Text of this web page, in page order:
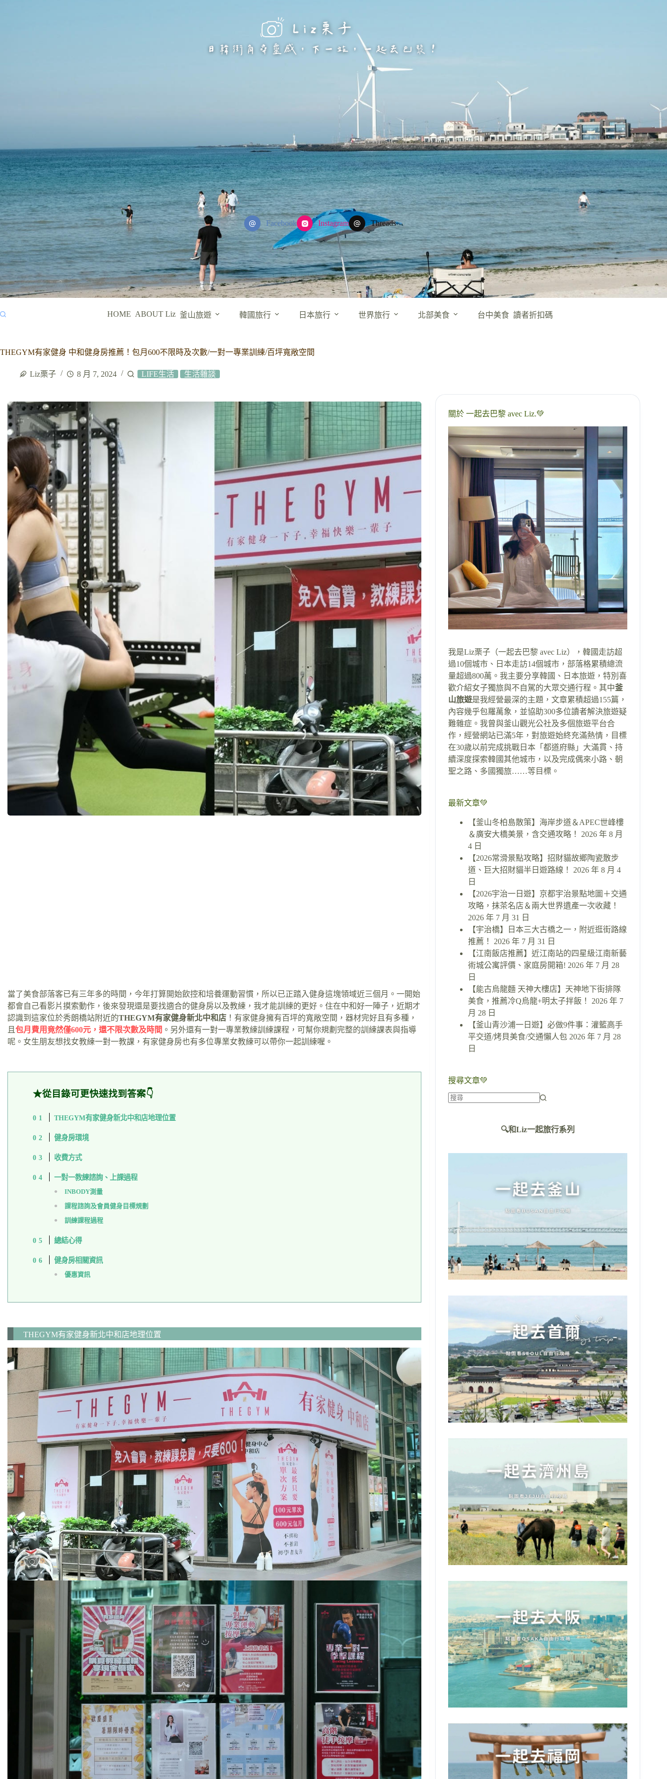
Facebook Instagram Threads
HOME ABOUT Liz 釜山旅遊 韓國旅行 日本旅行 世界旅行 北部美食 台中美食 讀者折扣碼
THEGYM有家健身 中和健身房推薦！包月600不限時及次數/一對一專業訓練/百坪寬敞空間
Liz栗子 8 月 7, 2024 LIFE生活 生活雜談
當了美食部落客已有三年多的時間，今年打算開始飲控和培養運動習慣，所以已正踏入健身這塊領域近三個月。一開始
都會自己看影片摸索動作，後來發現還是要找適合的健身房以及教練，我才能訓練的更好。住在中和好一陣子，近期才
認識到這家位於秀朗橋站附近的THEGYM有家健身新北中和店 ！有家健身擁有百坪的寬敞空間，器材完好且有多種，
且包月費用竟然僅600元，還不限次數及時間 。另外還有一對一專業教練訓練課程，可幫你規劃完整的訓練課表與指導
呢。女生朋友想找女教練一對一教課，有家健身房也有多位專業女教練可以帶你一起訓練喔。
★從目錄可更快速找到答案👇
THEGYM有家健身新北中和店地理位置
健身房環境
收費方式
一對一教練諮詢、上課過程
INBODY測量
課程諮詢及會員健身目標規劃
訓練課程過程
總結心得
健身房相關資訊
優惠資訊
THEGYM有家健身新北中和店地理位置
關於 一起去巴黎 avec Liz.💚
我是Liz栗子（一起去巴黎 avec Liz），韓國走訪超
過10個城市、日本走訪14個城市，部落格累積總流
量超過800萬。我主要分享韓國、日本旅遊，特別喜
歡介紹女子獨旅與不自駕的大眾交通行程。其中釜
山旅遊是我經營最深的主題，文章累積超過155篇，
內容幾乎包羅萬象，並協助300多位讀者解決旅遊疑
難雜症。我曾與釜山觀光公社及多個旅遊平台合
作，經營網站已滿5年，對旅遊始終充滿熱情，目標
在30歲以前完成挑戰日本「都道府縣」大滿貫、持
續深度探索韓國其他城市，以及完成偶來小路、朝
聖之路、多國獨旅……等目標。
最新文章💚
【釜山冬柏島散策】海岸步道＆APEC世峰樓
＆廣安大橋美景，含交通攻略！
2026 年 8 月
4 日
【2026常滑景點攻略】招財貓故鄉陶瓷散步
道、巨大招財貓半日遊路線！
2026 年 8 月 4
日
【2026宇治一日遊】京都宇治景點地圖＋交通
攻略，抹茶名店＆兩大世界遺產一次收藏！
2026 年 7 月 31 日
【宇治橋】日本三大古橋之一，附近逛街路線
推薦！
2026 年 7 月 31 日
【江南飯店推薦】近江南站的四星級江南新藝
術城公寓評價、家庭房開箱! 2026 年 7 月 28
日
【能古烏龍麵 天神大樓店】天神地下街排隊
美食，推薦冷Q烏龍+明太子拌飯！
2026 年 7
月 28 日
【釜山青沙浦一日遊】必做9件事：灌籃高手
平交道/烤貝美食/交通懶人包 2026 年 7 月 28
日
搜尋文章💚
🔍和Liz一起旅行系列